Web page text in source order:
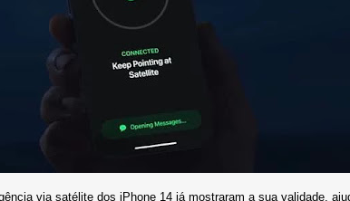
via satélite dos iPhone 14 já mostraram a sua validade,